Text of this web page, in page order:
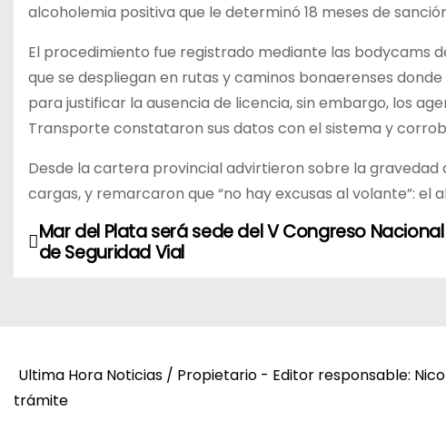
alcoholemia positiva que le determinó 18 meses de
El procedimiento fue registrado mediante las bodycams
que se despliegan en rutas y caminos bonaerenses
para justificar la ausencia de licencia, sin embargo, los
Transporte constataron sus datos con el sistema y
Desde la cartera provincial advirtieron sobre la
cargas, y remarcaron que “no hay excusas al volante”: el
N
g
Mar del Plata será sede del V Congreso Nacional
de Seguridad Vial
Ultima Hora Noticias / Propietario - Editor responsable:
trámite